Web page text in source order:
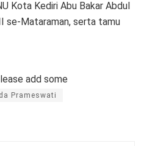
Kota Kediri Abu Bakar Abdul
se-Mataraman, serta tamu
add some
Prameswati